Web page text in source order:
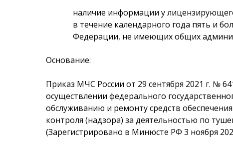
наличие информации у
в течение календарного года пять и
Федерации, не имеющих общих
Основание:
Приказ МЧС России от 29 сентября 2021 г. №
осуществлении федерального
обслуживанию и ремонту средств
контроля (надзора) за деятельностью по
(Зарегистрировано в Минюсте РФ 3 ноября